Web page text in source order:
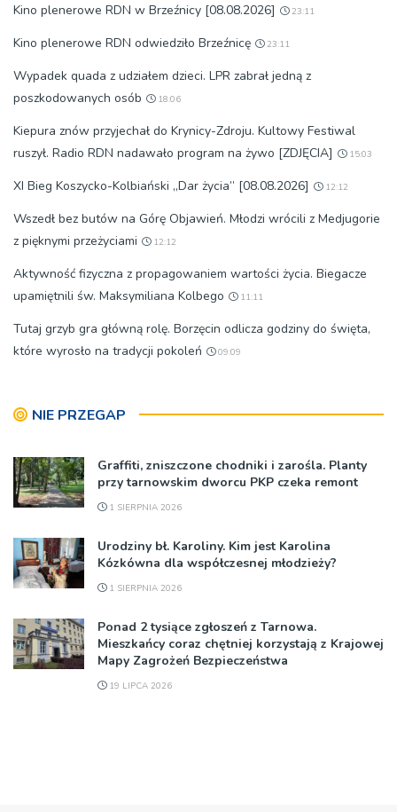
Kino plenerowe RDN w Brzeźnicy [08.08.2026] 23:11
Kino plenerowe RDN odwiedziło Brzeźnicę 23:11
Wypadek quada z udziałem dzieci. LPR zabrał jedną z
poszkodowanych osób
18:06
Kiepura znów przyjechał do Krynicy-Zdroju. Kultowy Festiwal
ruszył. Radio RDN nadawało program na żywo [ZDJĘCIA]
15:03
XI Bieg Koszycko-Kolbiański „Dar życia” [08.08.2026] 12:12
Wszedł bez butów na Górę Objawień. Młodzi wrócili z Medjugorie
z pięknymi przeżyciami
12:12
Aktywność fizyczna z propagowaniem wartości życia. Biegacze
upamiętnili św. Maksymiliana Kolbego
11:11
Tutaj grzyb gra główną rolę. Borzęcin odlicza godziny do święta,
które wyrosło na tradycji pokoleń
09:09
NIE PRZEGAP
Graffiti, zniszczone chodniki i zarośla. Planty
przy tarnowskim dworcu PKP czeka remont
1 SIERPNIA 2026
Urodziny bł. Karoliny. Kim jest Karolina
Kózkówna dla współczesnej młodzieży?
1 SIERPNIA 2026
Ponad 2 tysiące zgłoszeń z Tarnowa.
Mieszkańcy coraz chętniej korzystają z Krajowej
Mapy Zagrożeń Bezpieczeństwa
19 LIPCA 2026